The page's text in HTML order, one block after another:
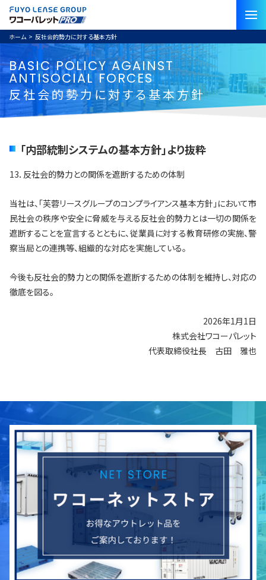
ホーム> 反社会的勢力に対する基本方針
BASIC POLICY AGAINST
ANTISOCIAL FORCES
反社会的勢力に対する基本方針
「内部統制システムの基本方針」より抜粋
13．反社会的勢力との関係を遮断するための体制
当社は、「芙蓉リースグループのコンプライアンス基本方針」において市
民社会の秩序や安全に脅威を与える反社会的勢力とは一切の関係を
遮断することを宣言するとともに、従業員に対する教育研修の実施、警
察当局との連携等、組織的な対応を実施している。
今後も反社会的勢力との関係を遮断するための体制を維持し、対応の
徹底を図る。
2026年1月1日
株式会社ワコーパレット
代表取締役社長 古田 雅也